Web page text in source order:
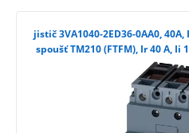
jistič 3VA1040-2ED36-0AA0,
spoušť TM210 (FTFM), Ir 40 A,